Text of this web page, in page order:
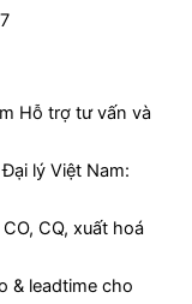
Hỗ trợ tư vấn và
lý Việt Nam:
CQ, xuất hoá
& leadtime cho